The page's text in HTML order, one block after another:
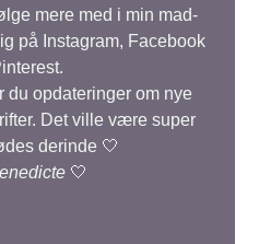
mere med i min mad-
på Instagram, Facebook
du opdateringer om nye
Det ville være super
derinde 🤍
🤍